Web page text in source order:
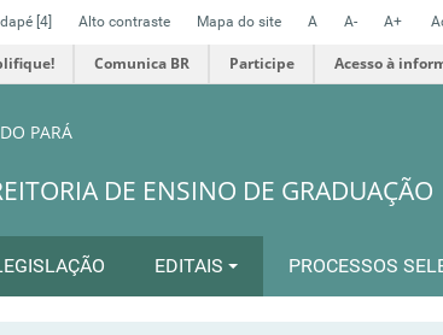
[4] Alto contraste Mapa do site A A- A+
Comunica BR Participe Acesso à
PARÁ
DE ENSINO DE GRADUAÇÃO
EDITAIS PROCESSOS